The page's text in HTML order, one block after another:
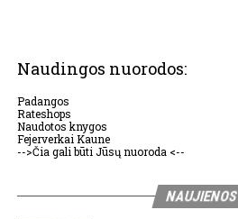
Naudingos nuorodos:
Padangos
Rateshops
Naudotos knygos
Fejerverkai Kaune
-->Čia gali būti Jūsų nuoroda <--
NAUJIENOS